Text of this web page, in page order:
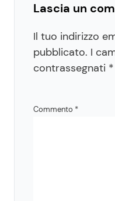
Lascia un
Il tuo indirizzo
pubblicato. I
contrassegnati *
Commento *